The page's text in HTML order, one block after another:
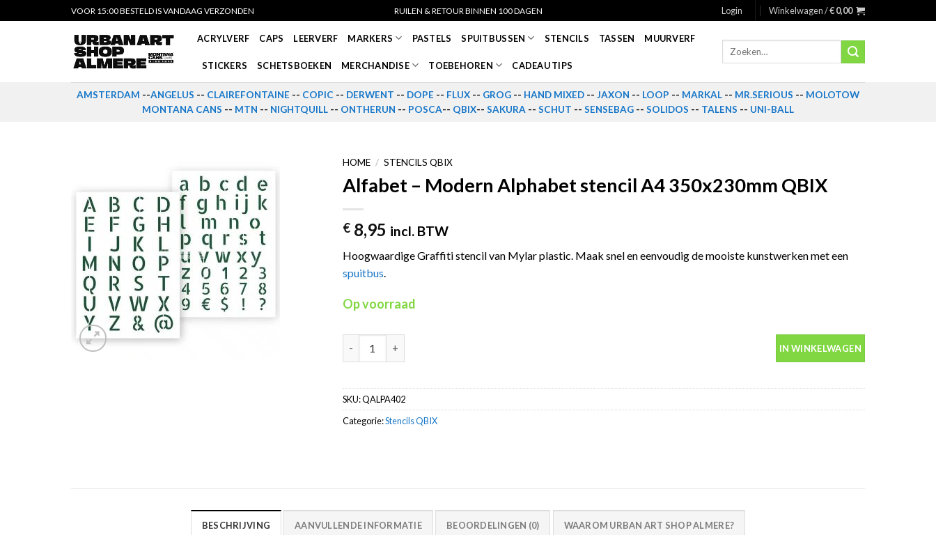
to
VOOR 15:00 BESTELD IS VANDAAG VERZONDEN RUILEN & RETOUR BINNEN 100 DAGEN Login Winkelwagen /€0,00
ACRYLVERF CAPS LEERVERF MARKERS PASTELS SPUITBUSSEN STENCILS TASSEN MUURVERF
STICKERS SCHETSBOEKEN MERCHANDISE TOEBEHOREN CADEAU TIPS
Zoeken
AMSTERDAM --ANGELUS -- CLAIREFONTAINE -- COPIC -- DERWENT -- DOPE -- FLUX -- GROG -- HAND MIXED -- JAXON -- LOOP -- MARKAL -- MR.SERIOUS -- MOLOTOW
MONTANA CANS -- MTN -- NIGHTQUILL -- ONTHERUN -- POSCA-- QBIX-- SAKURA -- SCHUT -- SENSEBAG -- SOLIDOS -- TALENS -- UNI-BALL
HOME / STENCILS QBIX
Alfabet – Modern Alphabet stencil A4 350x230mm QBIX
€ 8,95 incl. BTW
Hoogwaardige Graffiti stencil van Mylar plastic. Maak snel en eenvoudig de mooiste kunstwerken met een
spuitbus
Op voorraad
IN WINKELWAGEN
SKU:QALPA402
Categorie:Stencils QBIX
BESCHRIJVING AANVULLENDE INFORMATIE BEOORDELINGEN (0) WAAROM URBAN ART SHOP ALMERE?